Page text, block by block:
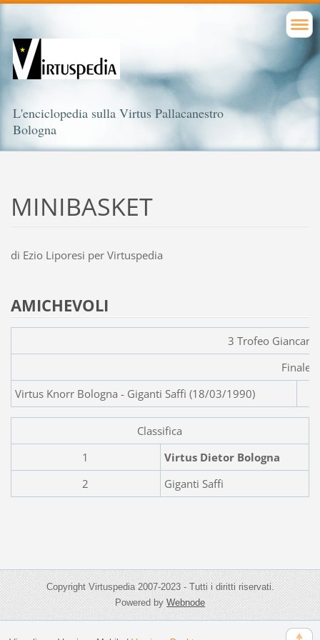
L'enciclopedia sulla Virtus Pallacanestro
Bologna
MINIBASKET
di Ezio Liporesi per Virtuspedia
AMICHEVOLI
3 Trofeo
Finale
Virtus Knorr Bologna -
Classifica
1
Virtus Dietor Bologna
2
Giganti Saffi
Copyright Virtuspedia 2007-2023 - Tutti i diritti riservati.
Powered byWebnode